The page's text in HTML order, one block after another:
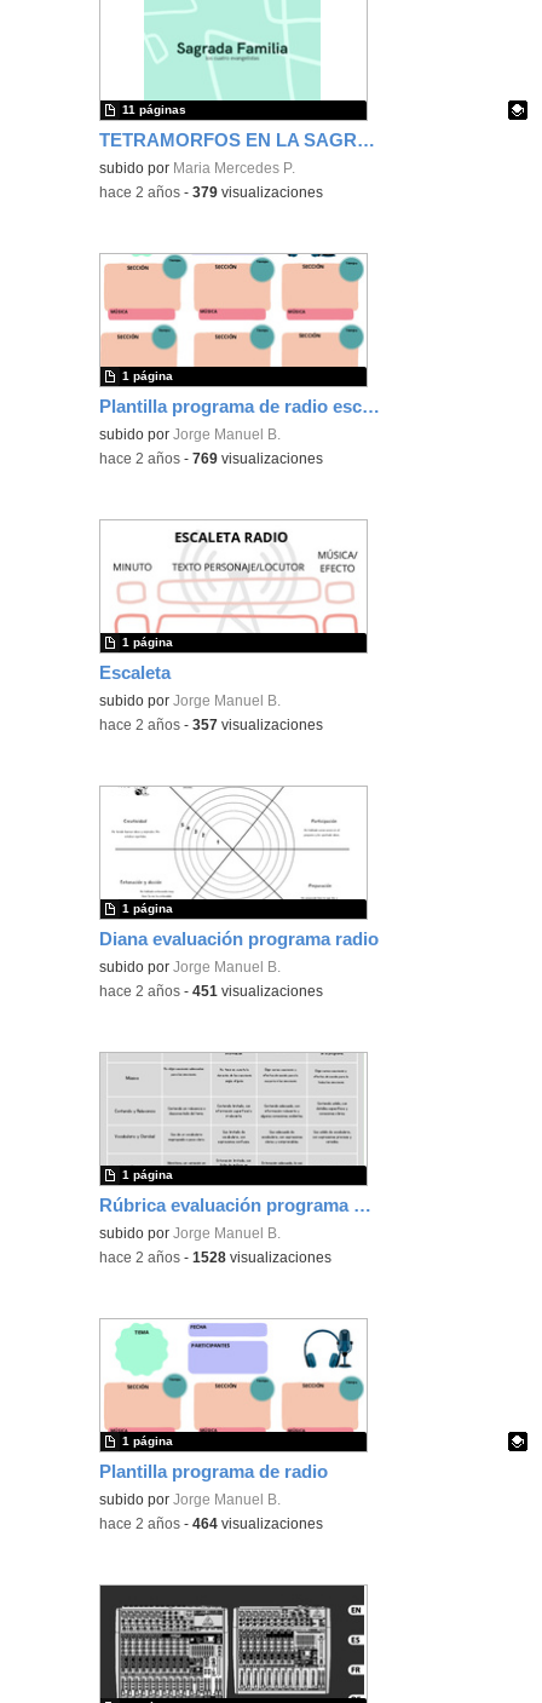
TETRAMORFOS EN LA SAGRADA FAMILIA
Contenido educativo.
subido por Maria Mercedes P.
11 páginas
-hace 2 años -379 visualizaciones
Plantilla programa de radio escolar
subido porJorge Manuel B.
1 página
-hace 2 años -769 visualizaciones
Escaleta
subido porJorge Manuel B.
1 página
-hace 2 años -357 visualizaciones
Diana evaluación programa radio
subido porJorge Manuel B.
1 página
-hace 2 años -451 visualizaciones
Rúbrica evaluación programa de radio
subido porJorge Manuel B.
1 página
-hace 2 años -1528 visualizaciones
Plantilla programa de radio
Contenido educativo.
subido porJorge Manuel B.
1 página
-hace 2 años -464 visualizaciones